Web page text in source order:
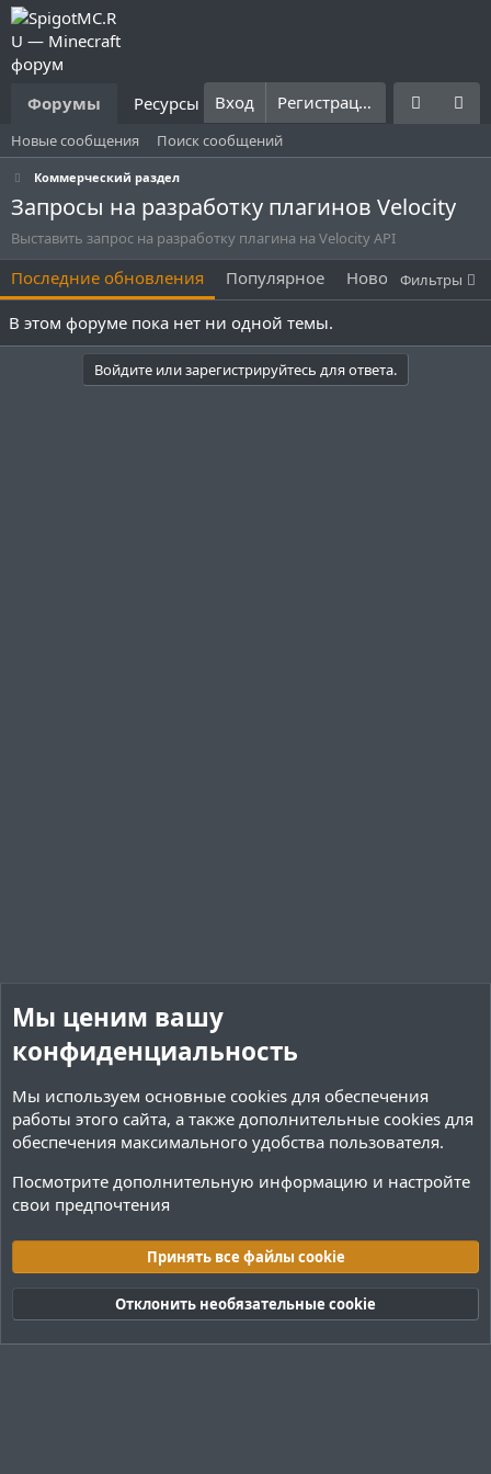
Форумы Ресурсы Что нового? Правила
Вход Регистрация
Новые сообщения Поиск сообщений
Коммерческий раздел
Запросы на разработку плагинов Velocity
Выставить запрос на разработку плагина на Velocity API
Последние обновления Популярное Новое Без
Фильтры
В этом форуме пока нет ни одной темы.
Войдите или зарегистрируйтесь для ответа.
Cookies Тёмная (2020)
Русский (RU)
Обратная связь
Условия и правила
Политика конфиденциальности
Помощь
R
Мы ценим вашу
конфиденциальность
Мы используем основные cookies для обеспечения
работы этого сайта, а также дополнительные cookies для
обеспечения максимального удобства пользователя.
Посмотрите дополнительную информацию и настройте
свои предпочтения
Принять все файлы cookie
Отклонить необязательные cookie